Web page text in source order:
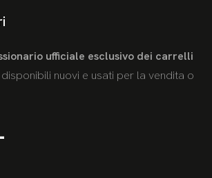
ufficiale esclusivo dei carrelli
disponibili nuovi e usati per la vendita o